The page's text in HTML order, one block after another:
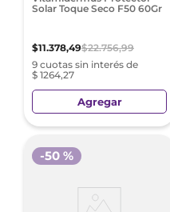
Solar Toque Seco F50 60Gr
$11.378,49$22.756,99
9 cuotas sin interés de
$ 1264,27
Agregar
-50 %